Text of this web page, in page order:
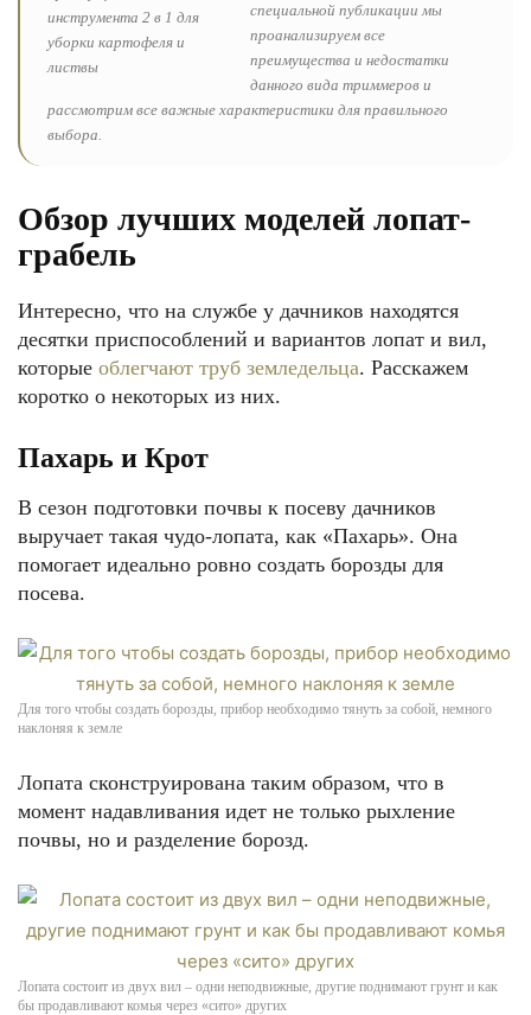
специальной публикации мы
проанализируем все
преимущества и недостатки
данного вида триммеров и
рассмотрим все важные характеристики для правильного
выбора.
Обзор лучших моделей лопат-
грабель
Интересно, что на службе у дачников находятся
десятки приспособлений и вариантов лопат и вил,
которые облегчают труб земледельца. Расскажем
коротко о некоторых из них.
Пахарь и Крот
В сезон подготовки почвы к посеву дачников
выручает такая чудо-лопата, как «Пахарь». Она
помогает идеально ровно создать борозды для
посева.
Для того чтобы создать борозды, прибор необходимо тянуть за собой, немного
наклоняя к земле
Лопата сконструирована таким образом, что в
момент надавливания идет не только рыхление
почвы, но и разделение борозд.
Лопата состоит из двух вил – одни неподвижные, другие поднимают грунт и как
бы продавливают комья через «сито» других